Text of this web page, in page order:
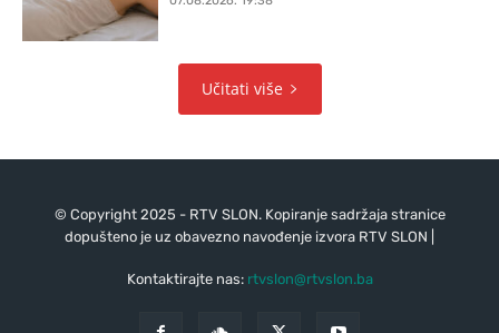
Učitati više
© Copyright 2025 - RTV SLON. Kopiranje sadržaja stranice
dopušteno je uz obavezno navođenje izvora RTV SLON |
Kontaktirajte nas: rtvslon@rtvslon.ba